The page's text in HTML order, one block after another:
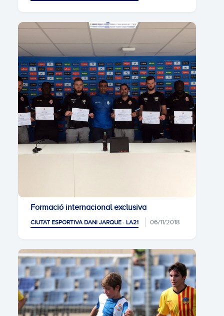
Formació internacional exclusiva
CIUTAT ESPORTIVA DANI JARQUE · LA21 06/11/2018